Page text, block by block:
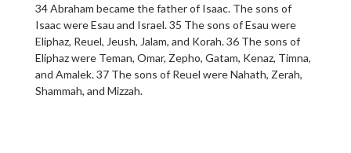
34 Abraham became the father of Isaac. The sons of
Isaac were Esau and Israel. 35 The sons of Esau were
Eliphaz, Reuel, Jeush, Jalam, and Korah. 36 The sons of
Eliphaz were Teman, Omar, Zepho, Gatam, Kenaz, Timna,
and Amalek. 37 The sons of Reuel were Nahath, Zerah,
Shammah, and Mizzah.